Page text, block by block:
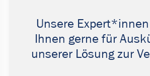
Unsere
Ihnen gerne für
unserer Lösung zur